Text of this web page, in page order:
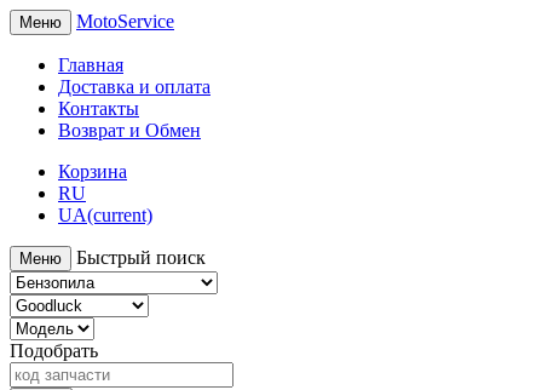
Меню MotoService
Главная
Доставка и оплата
Контакты
Возврат и Обмен
Корзина
RU
UA(current)
Меню Быстрый поиск
Подобрать